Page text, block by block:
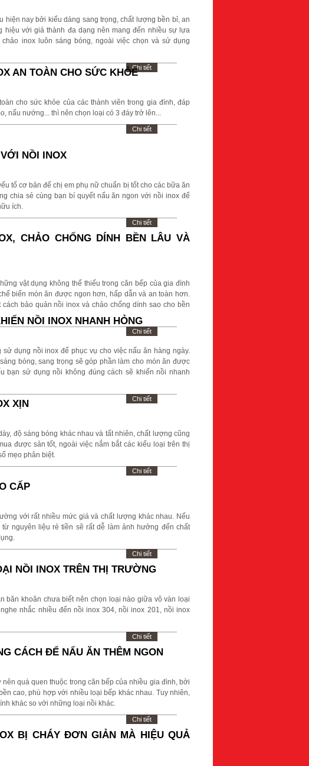
hiện nay bởi kiểu dáng sang trọng, chất lượng bền bỉ, an
hiệu với giá thành đa dạng nên mang đến nhiều sự lựa
inox luôn sáng bóng, ngoài việc chọn và sử dụng
Chi tiết
AN TOÀN CHO SỨC KHỎE
cho sức khỏe của các thành viên trong gia đình, đáp
nấu nướng... thì nên chọn loại có 3 đáy trở lên...
Chi tiết
NỒI INOX
tố cơ bản để chị em phụ nữ chuẩn bị tốt cho các bữa ăn
chia sẻ cùng bạn bí quyết nấu ăn ngon với nồi inox để
ích.
Chi tiết
CHẢO CHỐNG DÍNH BỀN LÂU VÀ
vật dụng không thể thiếu trong căn bếp của gia đình
biến món ăn được ngon hơn, hấp dẫn và an toàn hơn.
bảo quản nồi inox và chảo chống dính sao cho bền
Chi tiết
NỒI INOX NHANH HỎNG
dụng nồi inox để phục vụ cho việc nấu ăn hàng ngày.
bóng, sang trọng sẽ góp phần làm cho món ăn được
bạn sử dụng nồi không đúng cách sẽ khiến nồi nhanh
Chi tiết
XỊN
độ sáng bóng khác nhau và tất nhiên, chất lượng cũng
được sản tốt, ngoài việc nắm bắt các kiểu loại trên thị
mẹo phân biệt.
Chi tiết
CẤP
với rất nhiều mức giá và chất lượng khác nhau. Nếu
nguyên liệu rẻ tiền sẽ rất dễ làm ảnh hưởng đến chất
Chi tiết
NỒI INOX TRÊN THỊ TRƯỜNG
băn khoăn chưa biết nên chọn loại nào giữa vô vàn loại
nhắc nhiều đến nồi inox 304, nồi inox 201, nồi inox
Chi tiết
CÁCH ĐỂ NẤU ĂN THÊM NGON
quá quen thuộc trong căn bếp của nhiều gia đình, bởi
cao, phù hợp với nhiều loại bếp khác nhau. Tuy nhiên,
khác so với những loại nồi khác.
Chi tiết
BỊ CHÁY ĐƠN GIẢN MÀ HIỆU QUẢ